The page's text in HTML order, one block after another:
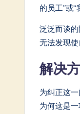
ft
w
的员工”或
泛泛而谈
无法发现使
解决
为纠正这
为何这是一